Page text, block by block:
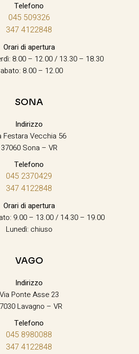
Telefono
045 509326
347 4122848
Orari di apertura
8.00 – 12.00 / 13.30 – 18.30
8.00 – 12.00
SONA
Indirizzo
Festara Vecchia 56
37060 Sona – VR
Telefono
045 2370429
347 4122848
Orari di apertura
9.00 – 13.00 / 14.30 – 19.00
Lunedì: chiuso
VAGO
Indirizzo
Via Ponte Asse 23
Lavagno – VR
Telefono
045 8980088
347 4122848